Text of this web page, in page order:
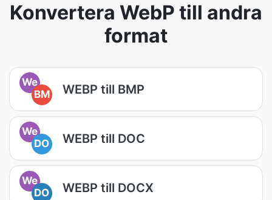
Konvertera WebP till andra
format
We
BM
WEBP till BMP
We
DO
WEBP till DOC
We
DO
WEBP till DOCX